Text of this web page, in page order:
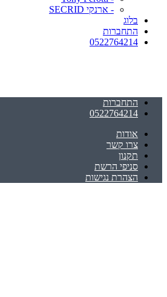
- ארנקי SECRID
בלוג
התחברות
0522764214
התחברות
0522764214
אודות
צרו קשר
תקנון
סניפי הרשת
הצהרת נגישות